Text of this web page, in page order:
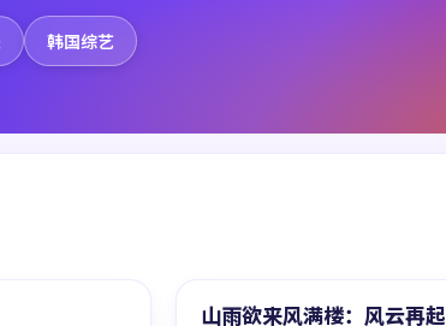
韩国综艺
精选
山雨欲来风满楼：风云再起